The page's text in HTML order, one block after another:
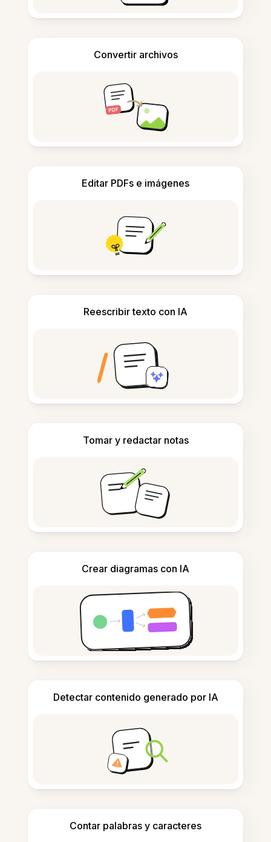
Convertir archivos
Editar PDFs e imágenes
Reescribir texto con IA
Tomar y redactar notas
Crear diagramas con IA
Detectar contenido generado por IA
Contar palabras y caracteres